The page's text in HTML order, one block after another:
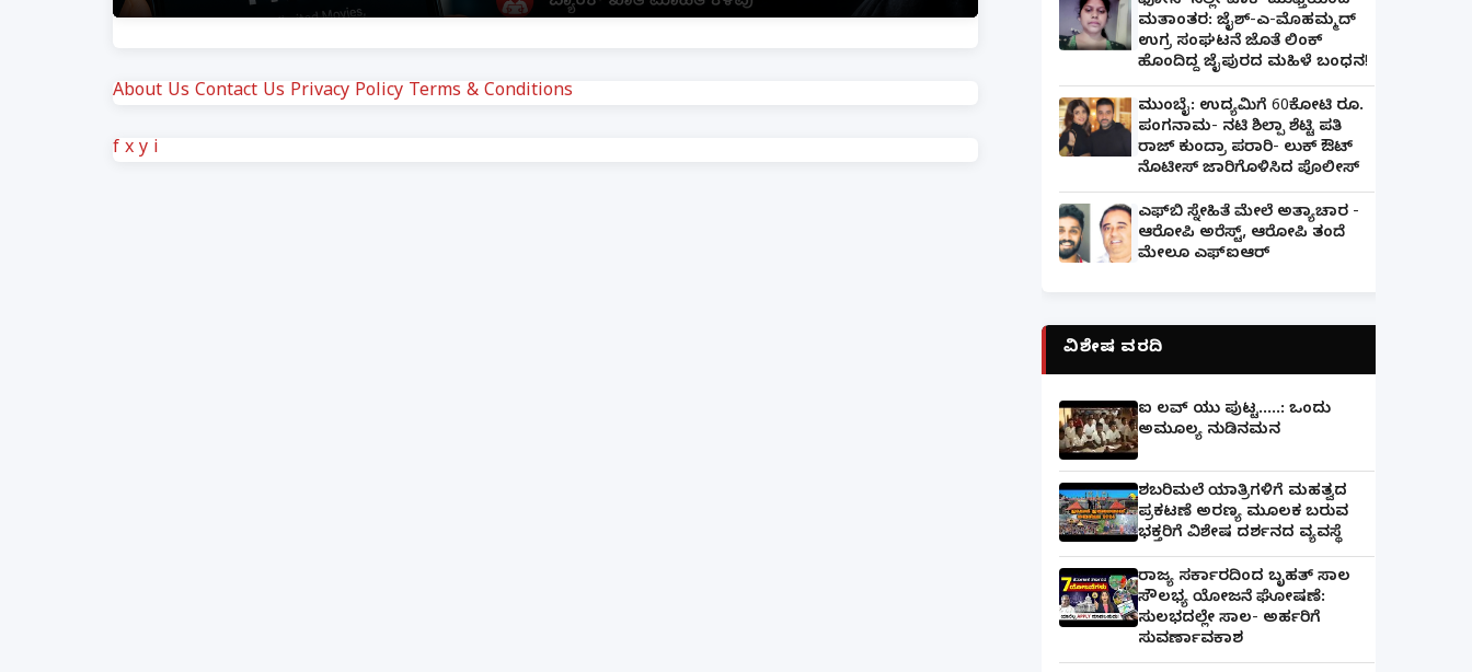
About Us Contact Us Privacy Policy Terms & Conditions
f x y i
ಮತಾಂತರ: ಜೈಶ್-ಎ-ಮೊಹಮ್ಮದ್
ಉಗ್ರ ಸಂಘಟನೆ ಜೊತೆ ಲಿಂಕ್
ಹೊಂದಿದ್ದ ಜೈಪುರದ ಮಹಿಳೆ ಬಂಧನ!
ಮುಂಬೈ: ಉದ್ಯಮಿಗೆ 60ಕೋಟಿ ರೂ.
ಪಂಗನಾಮ- ನಟಿ ಶಿಲ್ಪಾ ಶೆಟ್ಟಿ ಪತಿ
ರಾಜ್ ಕುಂದ್ರಾ ಪರಾರಿ- ಲುಕ್ ಔಟ್
ನೊಟೀಸ್ ಜಾರಿಗೊಳಿಸಿದ ಪೊಲೀಸ್
ಎಫ್‌ಬಿ ಸ್ನೇಹಿತೆ ಮೇಲೆ ಅತ್ಯಾಚಾರ -
ಆರೋಪಿ ಅರೆಸ್ಟ್, ಆರೋಪಿ ತಂದೆ
ಮೇಲೂ ಎಫ್ಐಆರ್
ವಿಶೇಷ ವರದಿ
ಐ ಲವ್ ಯು ಪುಟ್ಟ.....: ಒಂದು
ಅಮೂಲ್ಯ ನುಡಿನಮನ
ಶಬರಿಮಲೆ ಯಾತ್ರಿಗಳಿಗೆ ಮಹತ್ವದ
ಪ್ರಕಟಣೆ ಅರಣ್ಯ ಮೂಲಕ ಬರುವ
ಭಕ್ತರಿಗೆ ವಿಶೇಷ ದರ್ಶನದ ವ್ಯವಸ್ಥೆ
ರಾಜ್ಯ ಸರ್ಕಾರದಿಂದ ಬೃಹತ್ ಸಾಲ
ಸೌಲಭ್ಯ ಯೋಜನೆ ಘೋಷಣೆ:
ಸುಲಭದಲ್ಲೇ ಸಾಲ- ಅರ್ಹರಿಗೆ
ಸುವರ್ಣಾವಕಾಶ